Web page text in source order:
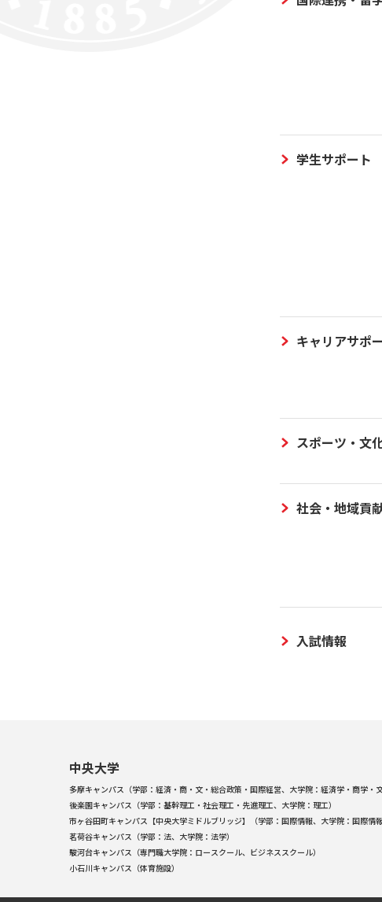
学生サポート
キャリアサポ
スポーツ・文
社会・地域貢
入試情報
中央大学
多摩キャンパス（学部：経済・商・文・総合政策・国際経営、大学院：経済学・商学・文
後楽園キャンパス（学部：基幹理工・社会理工・先進理工、大学院：理工）
市ヶ谷田町キャンパス【中央大学ミドルブリッジ】（学部：国際情報、大学院：国際情報
茗荷谷キャンパス（学部：法、大学院：法学）
駿河台キャンパス（専門職大学院：ロースクール、ビジネススクール）
小石川キャンパス（体育施設）